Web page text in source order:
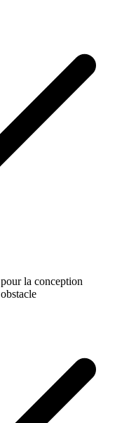
la conception